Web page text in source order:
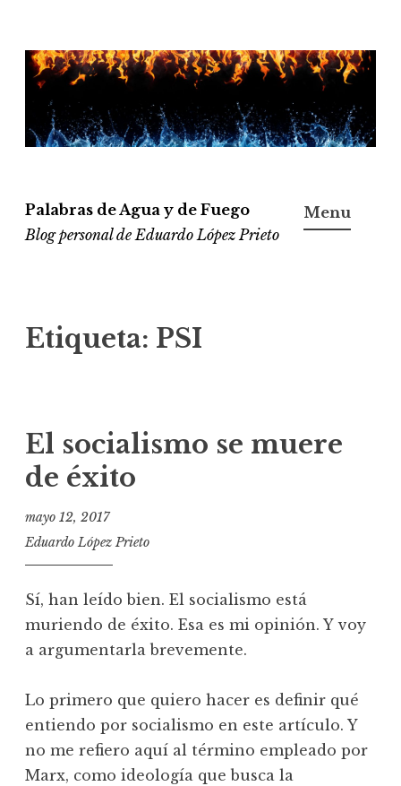
Ir
al
contenido
Palabras de Agua y de Fuego
Blog personal de Eduardo López Prieto
Menu
Etiqueta: PSI
El socialismo se muere
de éxito
mayo 12, 2017
Eduardo López Prieto
Sí, han leído bien. El socialismo está
muriendo de éxito. Esa es mi opinión. Y voy
a argumentarla brevemente.
Lo primero que quiero hacer es definir qué
entiendo por socialismo en este artículo. Y
no me refiero aquí al término empleado por
Marx, como ideología que busca la